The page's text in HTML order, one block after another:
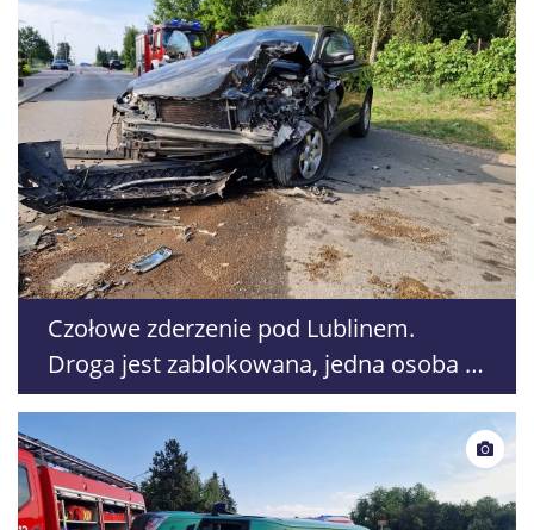
Czołowe zderzenie pod Lublinem.
Droga jest zablokowana, jedna osoba w
szpitalu